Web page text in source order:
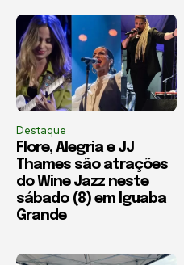
Destaque
Flore, Alegria e JJ
Thames são atrações
do Wine Jazz neste
sábado (8) em Iguaba
Grande